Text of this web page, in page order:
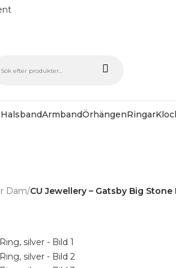
HalsbandArmbandÖrhängenRingar
Dam/CU Jewellery – Gatsby Big Stone